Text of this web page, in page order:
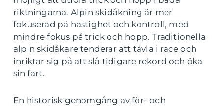
riktningarna. Alpin skidåkning är mer
fokuserad på hastighet och kontroll, med
mindre fokus på trick och hopp. Traditionella
alpin skidåkare tenderar att tävla i race och
inriktar sig på att slå tidigare rekord och öka
sin fart.
En historisk genomgång av för- och